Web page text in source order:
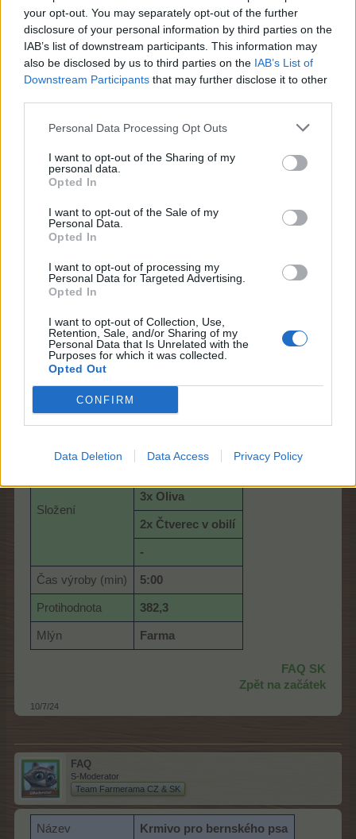
your opt-out. You may separately opt-out of the further
disclosure of your personal information by third parties on the
IAB’s list of downstream participants. This information may
also be disclosed by us to third parties on the IAB’s List of
Downstream Participants that may further disclose it to other
Personal Data Processing Opt Outs
I want to opt-out of the Sharing of my
personal data.
Opted In
I want to opt-out of the Sale of my
Personal Data.
Opted In
I want to opt-out of processing my
Personal Data for Targeted Advertising.
Opted In
I want to opt-out of Collection, Use,
Retention, Sale, and/or Sharing of my
Personal Data that Is Unrelated with the
Purposes for which it was collected.
Opted Out
CONFIRM
Data Deletion Data Access Privacy Policy
Složení
50x brusinka
50x šeřík
-
Protihodnota
FAQ SK
22/6/24
FAQ
S-Moderator
Team Farmerama CZ & SK
Název Krmivo pro racky
Ikona
Složení
3x Oliva
2x Čtverec v obilí
-
Čas výroby (min) 5:00
Protihodnota 382,3
Mlýn Farma
FAQ SK
Zpět na začátek
10/7/24
FAQ
S-Moderator
Team Farmerama CZ & SK
Název Krmivo pro bernského psa